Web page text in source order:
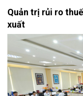
Quản trị rủi ro
xuất